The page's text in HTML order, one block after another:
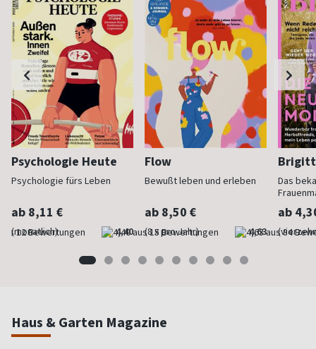
Psychologie Heute
Psychologie fürs Leben
ab 8,11 €
(monatlich) 4,40
Flow
Bewußt leben und erleben
ab 8,50 €
(8 x pro Jahr) 4,63
Das
ab
Haus & Garten Magazine